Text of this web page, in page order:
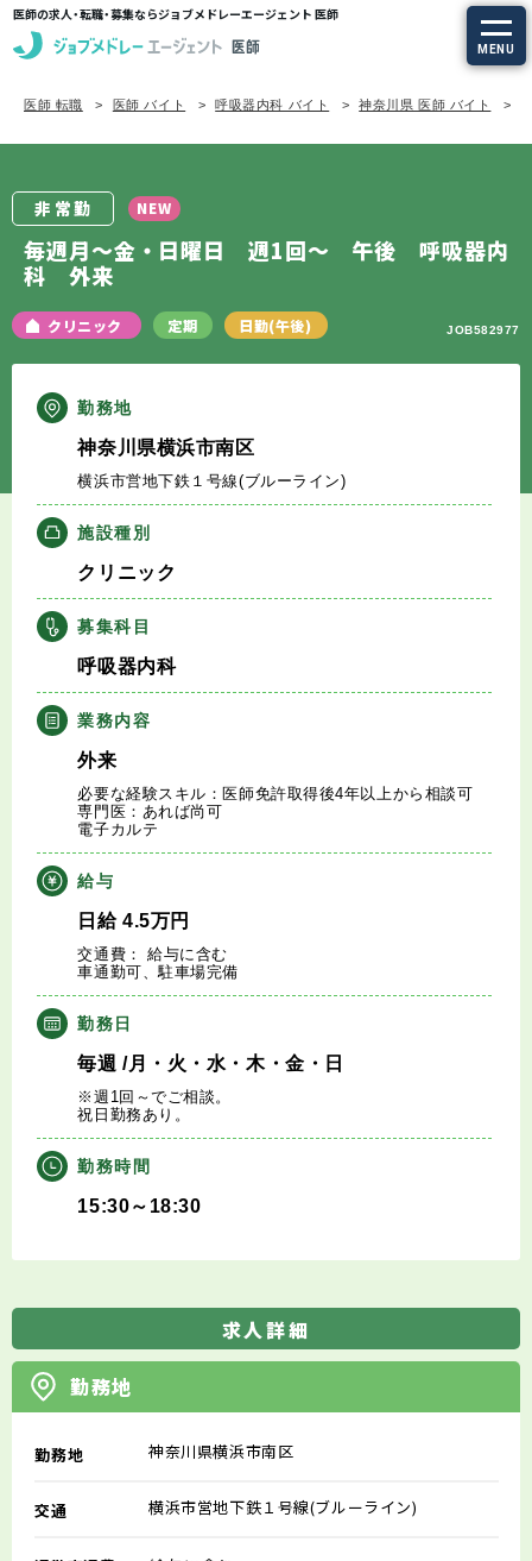
医師の求人・転職・募集ならジョブメドレーエージェント 医師
MENU
求人を探す
定期非常勤の求人
エージェントサービスTOP
サービスの流れ
医師の求人・転職Q&A
知りたい・聞きたい
転職成功事例
医師の転職マニュアル
データで見る医師の平均年収
医師に役立つ取材記事
大学医局紹介
医師 転職 医師 バイト 呼吸器内科 バイト 神奈川県 医師 バイト
非常勤 NEW
毎週月～金・日曜日 週1回～ 午後 呼吸器内
科 外来
クリニック 定期 日勤(午後) JOB582977
勤務地
神奈川県横浜市南区
横浜市営地下鉄１号線(ブルーライン)
施設種別
クリニック
募集科目
呼吸器内科
業務内容
外来
必要な経験スキル：医師免許取得後4年以上から相談可
専門医：あれば尚可
電子カルテ
給与
日給4.5万円
交通費： 給与に含む
車通勤可、駐車場完備
勤務日
毎週 /月・火・水・木・金・日
※週1回～でご相談。
祝日勤務あり。
勤務時間
15:30～18:30
求人詳細
勤務地
勤務地 神奈川県横浜市南区
交通 横浜市営地下鉄１号線(ブルーライン)